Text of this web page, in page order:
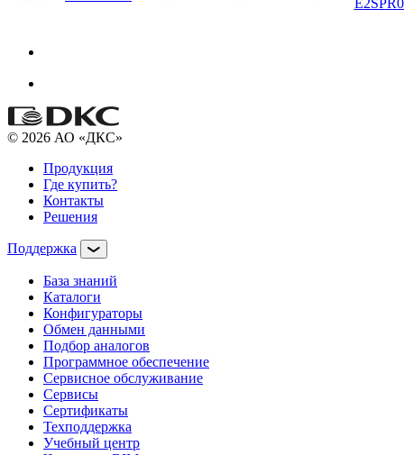
© 2026 АО «ДКС»
Продукция
Где купить?
Контакты
Решения
Поддержка
База знаний
Каталоги
Конфигураторы
Обмен данными
Подбор аналогов
Программное обеспечение
Сервисное обслуживание
Сервисы
Сертификаты
Техподдержка
Учебный центр